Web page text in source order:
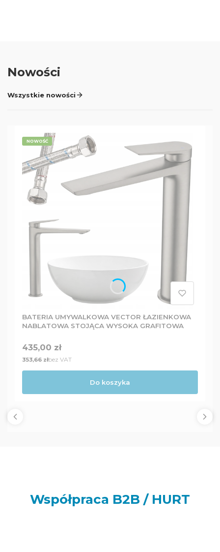
Nowości
Wszystkie nowości
NOWOŚĆ
BATERIA UMYWALKOWA VECTOR ŁAZIENKOWA
NABLATOWA STOJĄCA WYSOKA GRAFITOWA
Cena
435,00 zł
Cena
353,66 złbez VAT
Do koszyka
Współpraca B2B / HURT